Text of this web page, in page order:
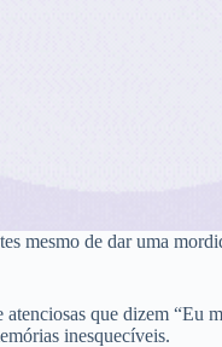
mesmo de dar uma
atenciosas que dizem
inesquecíveis.